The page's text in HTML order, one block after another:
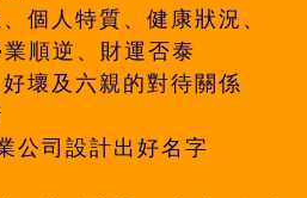
個人特質、健康狀況、
順逆、財運否泰
壞及六親的對待關係
公司設計出好名字